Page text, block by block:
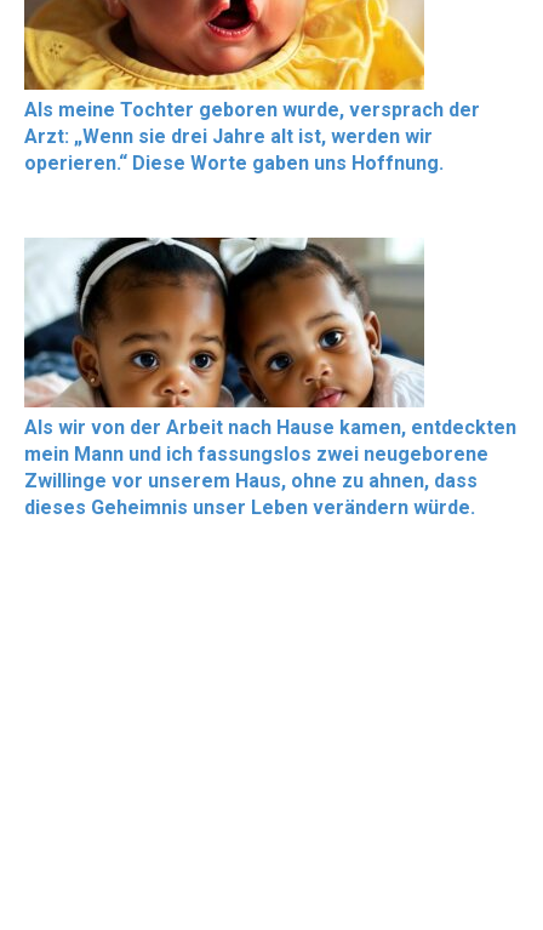
Als meine Tochter geboren wurde, versprach der
Arzt: „Wenn sie drei Jahre alt ist, werden wir
operieren.“ Diese Worte gaben uns Hoffnung.
Als wir von der Arbeit nach Hause kamen, entdeckten
mein Mann und ich fassungslos zwei neugeborene
Zwillinge vor unserem Haus, ohne zu ahnen, dass
dieses Geheimnis unser Leben verändern würde.